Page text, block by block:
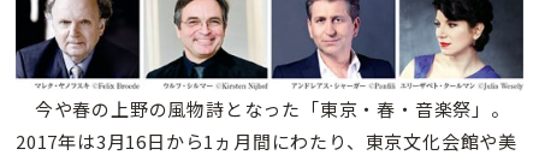
今や春の上野の風物詩となった「東京・春・音楽祭」。
2017年は3月16日から1ヵ月間にわたり、東京文化会館や美